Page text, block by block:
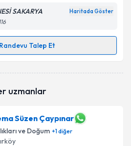
SAKARYA Haritada Göster
Randevu Talep Et
Talebi
randevu almanız için bir
uzmanlar
Süzen Çaypınar
ve Doğum +1diğer